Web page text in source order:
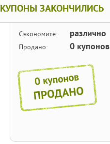
КУПОНЫ ЗАКОНЧИЛИСЬ
Сэкономите: различно
Продано: 0 купонов
0 купонов
ПРОДАНО